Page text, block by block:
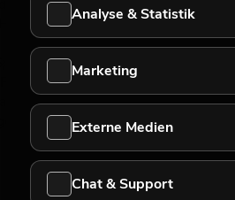
Kritik nicht mehr haltbar. Denn
bis 20 KHz auch bei großen
mehr ausmachen.
Hintergrundmusik)
so würde sich ihr Stereobild
Qualität ist allerdings auch
Musikbeschallungen werden
Analyse & Statistik
Marketing
Externe Medien
Chat & Support